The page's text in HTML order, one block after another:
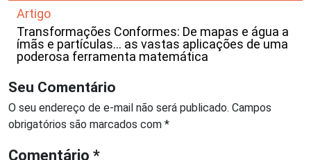
Artigo
Transformações Conformes: De mapas e água a
ímãs e partículas… as vastas aplicações de uma
poderosa ferramenta matemática
Seu Comentário
O seu endereço de e-mail não será publicado. Campos
obrigatórios são marcados com *
Comentário *